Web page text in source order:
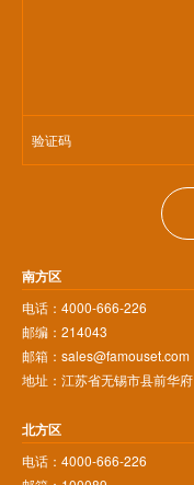
南方区
电话：4000-666-226
邮编：214043
邮箱：sales@famouset.com
地址：江苏省无锡市县前华府
北方区
电话：4000-666-226